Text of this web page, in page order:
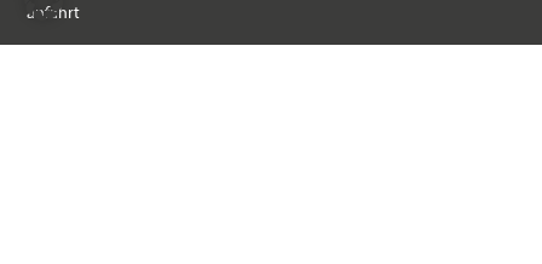
anfahrt
impressum